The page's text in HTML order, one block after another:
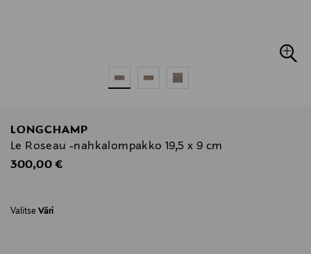
LONGCHAMP
Le Roseau -nahkalompakko 19,5 x 9 cm
Original Price
300,00 €
Valitse Väri